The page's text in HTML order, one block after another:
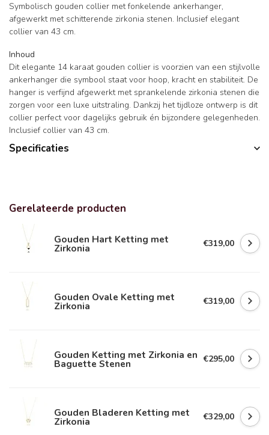
Symbolisch gouden collier met fonkelende ankerhanger,
afgewerkt met schitterende zirkonia stenen. Inclusief elegant
collier van 43 cm.
Inhoud
Dit elegante 14 karaat gouden collier is voorzien van een stijlvolle
ankerhanger die symbool staat voor hoop, kracht en stabiliteit. De
hanger is verfijnd afgewerkt met sprankelende zirkonia stenen die
zorgen voor een luxe uitstraling. Dankzij het tijdloze ontwerp is dit
collier perfect voor dagelijks gebruik én bijzondere gelegenheden.
Inclusief collier van 43 cm.
Specificaties
Gerelateerde producten
Gouden Hart Ketting met
Zirkonia €319,00
Gouden Ovale Ketting met
Zirkonia €319,00
Gouden Ketting met Zirkonia en
Baguette Stenen €295,00
Gouden Bladeren Ketting met
Zirkonia €329,00